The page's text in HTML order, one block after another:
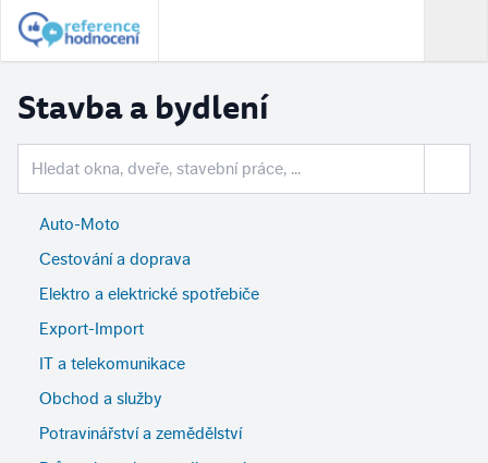
Stavba a bydlení
Auto-Moto
Cestování a doprava
Elektro a elektrické spotřebiče
Export-Import
IT a telekomunikace
Obchod a služby
Potravinářství a zemědělství